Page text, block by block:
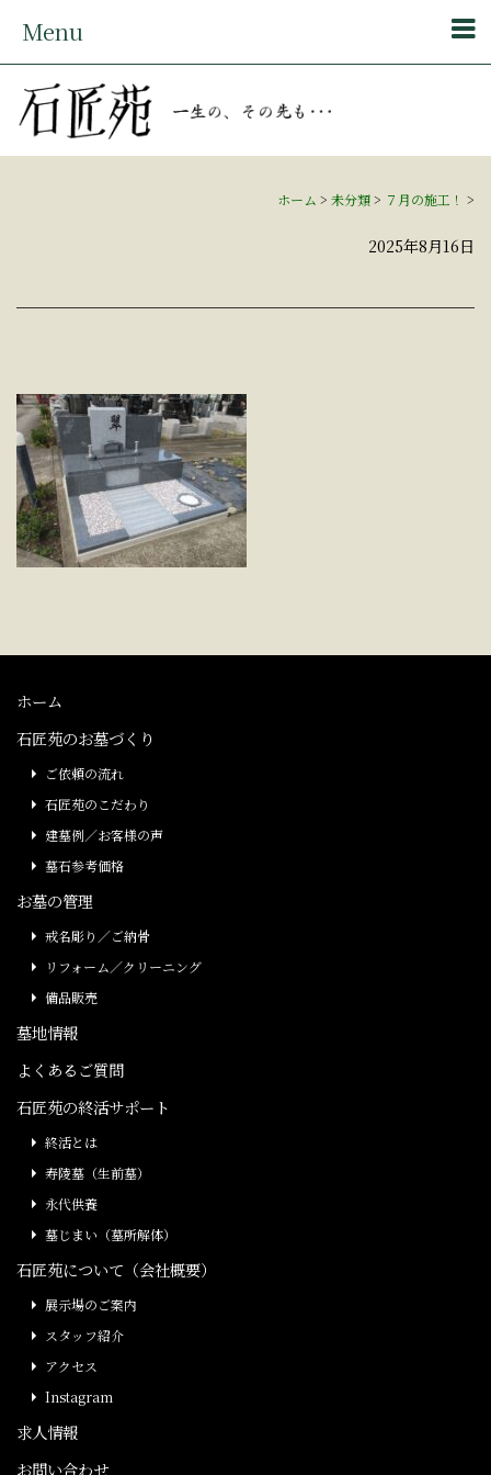
Menu
ホーム > 未分類> ７月の施工！ >
2025年8月16日
ホーム
石匠苑のお墓づくり
ご依頼の流れ
石匠苑のこだわり
建墓例／お客様の声
墓石参考価格
お墓の管理
戒名彫り／ご納骨
リフォーム／クリーニング
備品販売
墓地情報
よくあるご質問
石匠苑の終活サポート
終活とは
寿陵墓（生前墓）
永代供養
墓じまい（墓所解体）
石匠苑について（会社概要）
展示場のご案内
スタッフ紹介
アクセス
Instagram
求人情報
お問い合わせ